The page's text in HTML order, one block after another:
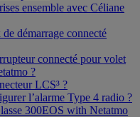
ensemble avec Céliane
démarrage connecté
connecté pour volet
?
LCS³ ?
l’alarme Type 4 radio ?
300EOS with Netatmo